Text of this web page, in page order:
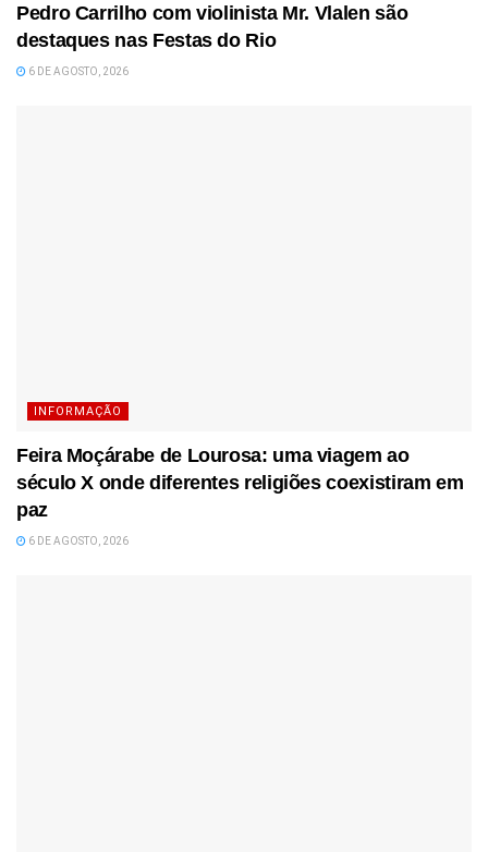
Pedro Carrilho com violinista Mr. Vlalen são
destaques nas Festas do Rio
6 DE AGOSTO, 2026
INFORMAÇÃO
Feira Moçárabe de Lourosa: uma viagem ao
século X onde diferentes religiões coexistiram em
paz
6 DE AGOSTO, 2026